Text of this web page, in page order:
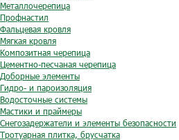
Металлочерепица
Профнастил
Фальцевая кровля
Мягкая кровля
Композитная черепица
Цементно-песчаная черепица
Доборные элементы
Гидро- и пароизоляция
Водосточные системы
Мастики и праймеры
Снегозадержатели и элементы безопасности
Тротуарная плитка, брусчатка